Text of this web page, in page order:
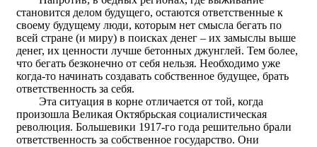
становится делом будущего, остаются ответственные к
своему будущему люди, которым нет смысла бегать по
всей стране (и миру) в поисках денег – их замыслы выше
денег, их ценности лучше бетонных джунглей. Тем более,
что бегать безконечно от себя нельзя. Необходимо уже
когда-то начинать создавать собственное будущее, брать
ответственность за себя.
Эта ситуация в корне отличается от той, когда
произошла Великая Октябрьская социалистическая
революция. Большевики 1917-го года решительно брали
ответственность за собственное государство. Они